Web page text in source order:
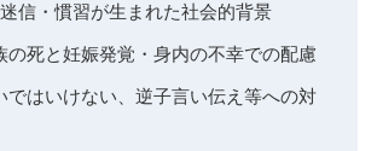
信・慣習が生まれた社会的背景
の死と妊娠発覚・身内の不幸での配慮
ではいけない、逆子言い伝え等への対